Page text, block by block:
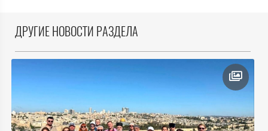
ДРУГИЕ НОВОСТИ РАЗДЕЛА